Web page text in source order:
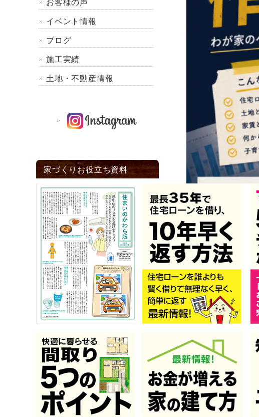
予算から逆算する
2026年08月01日～
受付中
お客様の声
イベント情報
ブログ
施工実績
土地・不動産情報
家づくりお役立ち資料